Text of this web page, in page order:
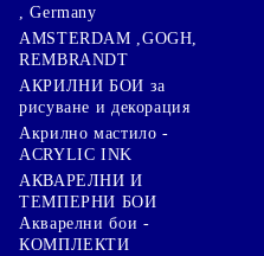
, Germany
AMSTERDAM ,GOGH,
REMBRANDT
АКРИЛНИ БОИ за
рисуване и декорация
Акрилно мастило -
ACRYLIC INK
АКВАРЕЛНИ И
ТЕМПЕРНИ БОИ
Акварелни бои -
КОМПЛЕКТИ